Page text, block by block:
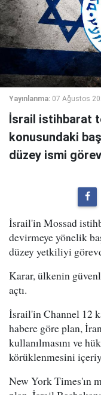
Yayınlanma: 07 Ağustos
İsrail istihbarat
konusundaki
düzey ismi
İsrail'in Mossad
devirmeye yönelik
düzey yetkiliyi
Karar, ülkenin
açtı.
İsrail'in Channel 12
habere göre plan,
kullanılmasını ve
körüklenmesini
New York Times'ın